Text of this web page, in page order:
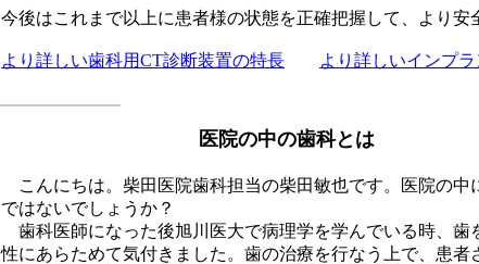
今後はこれまで以上に患者様の状態を正確把握して、より安
より詳しい歯科用CT診断装置の特長 より詳しいインプ
医院の中の歯科とは
こんにちは。柴田医院歯科担当の柴田敏也です。医院の中
ではないでしょうか？
歯科医師になった後旭川医大で病理学を学んでいる時、歯
性にあらためて気付きました。歯の治療を行なう上で、患